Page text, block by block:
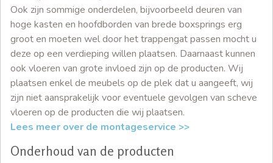
Ook zijn sommige onderdelen, bijvoorbeeld deuren van
hoge kasten en hoofdborden van brede boxsprings erg
groot en moeten wel door het trappengat passen mocht u
deze op een verdieping willen plaatsen. Daarnaast kunnen
ook vloeren van grote invloed zijn op de producten. Wij
plaatsen enkel de meubels op de plek dat u aangeeft, wij
zijn niet aansprakelijk voor eventuele gevolgen van scheve
vloeren op de producten die wij plaatsen.
Lees meer over de montageservice >>
Onderhoud van de producten